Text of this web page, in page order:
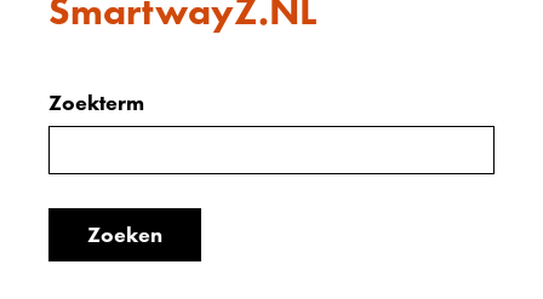
SmartwayZ.NL
Zoeken
de
index
Zoeken
de
index
Zoekterm
Zoeken